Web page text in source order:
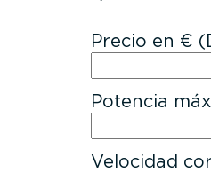
Precio en €
Potencia
Velocidad